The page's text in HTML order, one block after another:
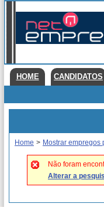
HOME CANDIDATOS
Home > Mostrar empregos
Não foram
Alterar a